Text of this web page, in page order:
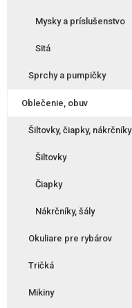
Mysky a príslušenstvo
Sitá
Sprchy a pumpičky
Oblečenie, obuv
Šiltovky, čiapky, nákrčníky
Šiltovky
Čiapky
Nákrčníky, šály
Okuliare pre rybárov
Tričká
Mikiny